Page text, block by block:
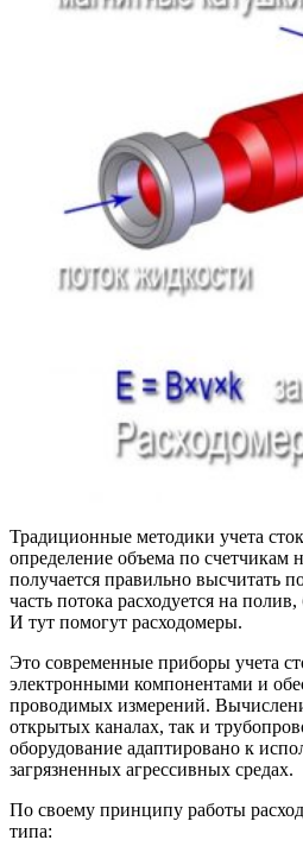
Традиционные методики учета
определение объема по счетчикам
получается правильно высчитать
часть потока расходуется на
И тут помогут расходомеры.
Это современные приборы учета
электронными компонентами и
проводимых измерений.
открытых каналах, так и
оборудование адаптировано к
загрязненных агрессивных средах.
По своему принципу работы
типа: